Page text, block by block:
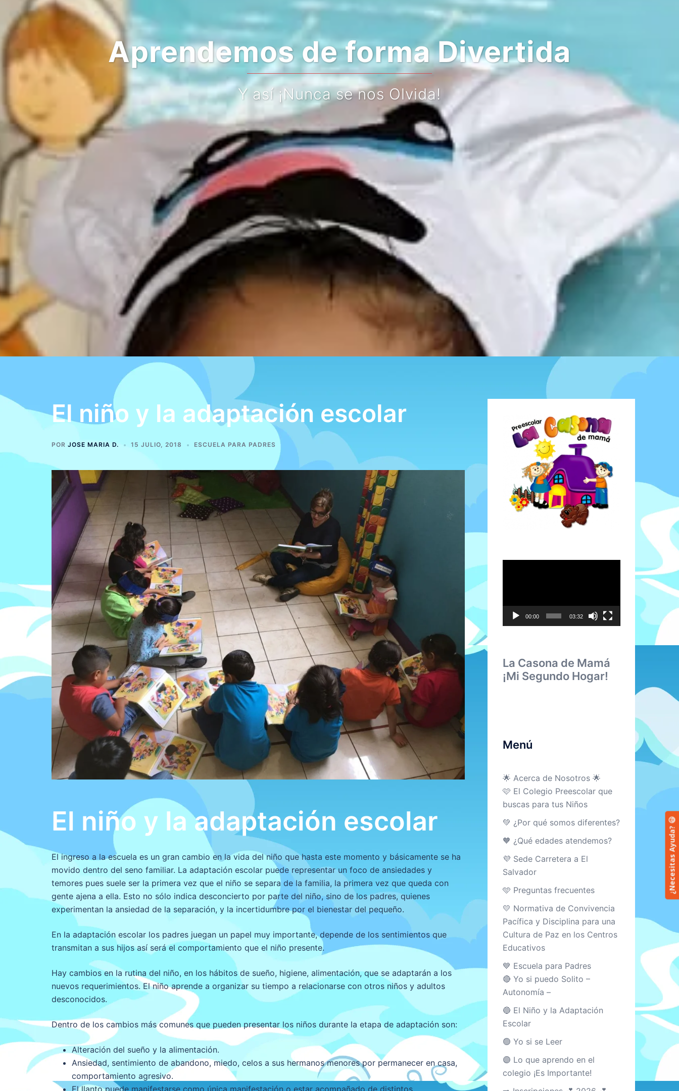
Aprendemos de forma Divertida
Y así ¡Nunca se nos Olvida!
El niño y la adaptación escolar
POR JOSE MARIA D. 15 JULIO, 2018 ESCUELA PARA PADRES
El niño y la adaptación escolar
El ingreso a la escuela es un gran cambio en la vida del niño que hasta este momento y básicamente se ha
movido dentro del seno familiar. La adaptación escolar puede representar un foco de ansiedades y
temores pues suele ser la primera vez que el niño se separa de la familia, la primera vez que queda con
gente ajena a ella. Esto no sólo indica desconcierto por parte del niño, sino de los padres, quienes
experimentan la ansiedad de la separación, y la incertidumbre por el bienestar del pequeño.
En la adaptación escolar los padres juegan un papel muy importante, depende de los sentimientos que
transmitan a sus hijos así será el comportamiento que el niño presente.
Hay cambios en la rutina del niño, en los hábitos de sueño, higiene, alimentación, que se adaptarán a los
nuevos requerimientos. El niño aprende a organizar su tiempo a relacionarse con otros niños y adultos
desconocidos.
Dentro de los cambios más comunes que pueden presentar los niños durante la etapa de adaptación son:
Alteración del sueño y la alimentación.
Ansiedad, sentimiento de abandono, miedo, celos a sus hermanos menores por permanecer en casa,
comportamiento agresivo.
00:00 03:32
La Casona de Mamá
¡Mi Segundo Hogar!
Menú
🌟 Acerca de Nosotros 🌟
🩷 El Colegio Preescolar que
buscas para tus Niños
💚 ¿Por qué somos diferentes?
🧡 ¿Qué edades atendemos?
💜 Sede Carretera a El
Salvador
🩵 Preguntas frecuentes
💛 Normativa de Convivencia
Pacífica y Disciplina para una
Cultura de Paz en los Centros
Educativos
💙 Escuela para Padres
🔴 Yo si puedo Solito –
Autonomía –
🔵 El Niño y la Adaptación
Escolar
🟢 Yo si se Leer
🟣 Lo que aprendo en el
colegio ¡Es Importante!
¿Necesitas Ayuda? 😃